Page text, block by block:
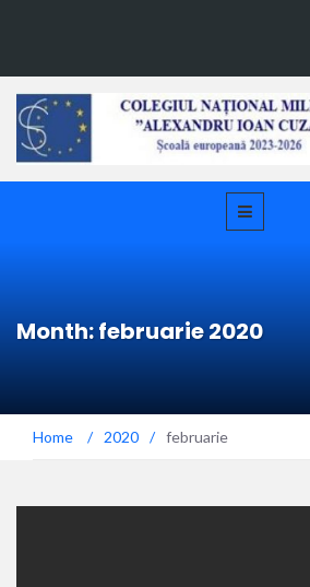
Month: februarie 2020
Home / 2020 / februarie